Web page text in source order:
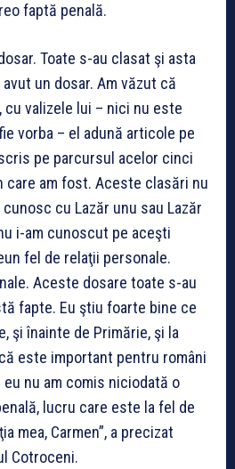
faptă penală.
Toate s-au clasat şi asta
un dosar. Am văzut că
cu valizele lui – nici nu este
vorba – el adună articole pe
pe parcursul acelor cinci
care am fost. Aceste clasări nu
cu Lazăr unu sau Lazăr
i-am cunoscut pe aceşti
fel de relaţii personale.
Aceste dosare toate s-au
fapte. Eu ştiu foarte bine ce
şi înainte de Primărie, şi la
este important pentru români
nu am comis niciodată o
lucru care este la fel de
mea, Carmen”, a precizat
Cotroceni.